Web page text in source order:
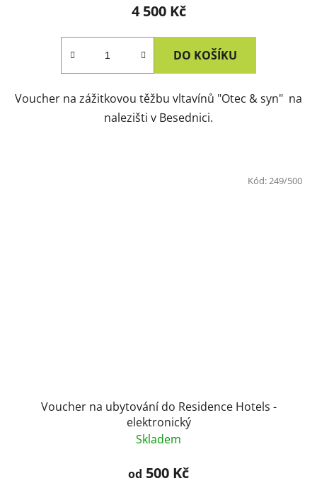
4 500 Kč
DO KOŠÍKU
Voucher na zážitkovou těžbu vltavínů "Otec & syn" na
nalezišti v Besednici.
Voucher na ubytování do Residence Hotels -
elektronický
Skladem
od 500 Kč
Kód:249/500